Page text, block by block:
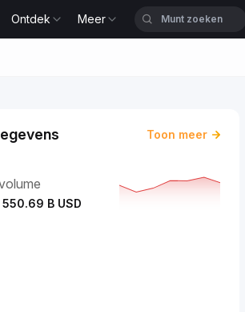
Ontdek Meer
Toon meer
550.69 B USD